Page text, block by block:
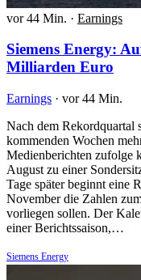
vor 44 Min. · Earnings
Siemens Energy:
Milliarden Euro
Earnings · vor 44 Min.
Nach dem Rekordquartal
kommenden Wochen
Medienberichten zufolge
August zu einer
Tage später beginnt eine
November die Zahlen
vorliegen sollen. Der
einer Berichtssaison,…
Siemens Energy